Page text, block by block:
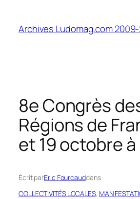
contenu
Archives Ludomag.com 2009-
8e Congrès
Régions de
et 19 octobre à
Écrit parEric Fourcauddans
COLLECTIVITÉS LOCALES,